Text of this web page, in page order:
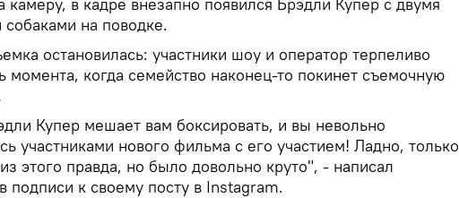
на поводке.
остановилась: участники шоу и оператор терпеливо
момента, когда семейство наконец-то покинет съемочную
Купер мешает вам боксировать, и вы невольно
участниками нового фильма с его участием! Ладно, только
этого правда, но было довольно круто", - написал
подписи к своему посту в Instagram.